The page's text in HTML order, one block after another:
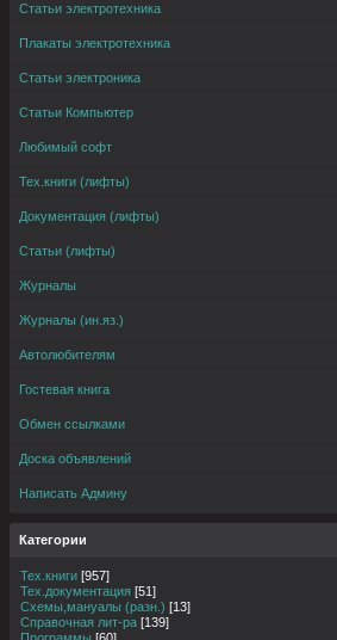
Статьи электротехника
Плакаты электротехника
Статьи электроника
Статьи Компьютер
Любимый софт
Тех.книги (лифты)
Документация (лифты)
Статьи (лифты)
Журналы
Журналы (ин.яз.)
Автолюбителям
Гостевая книга
Обмен ссылками
Доска объявлений
Написать Админу
Категории
Тех.книги [957]
Тех.документация [51]
Схемы,мануалы (разн.) [13]
Справочная лит-ра [139]